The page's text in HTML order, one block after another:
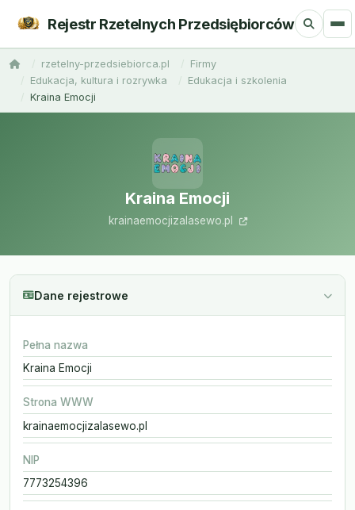
Rejestr Rzetelnych Przedsiębiorców
rzetelny-przedsiebiorca.pl
Firmy
Edukacja, kultura i rozrywka
Edukacja i szkolenia
Kraina Emocji
Kraina Emocji
krainaemocjizalasewo.pl
Dane rejestrowe
Pełna nazwa
Kraina Emocji
Strona WWW
krainaemocjizalasewo.pl
NIP
7773254396